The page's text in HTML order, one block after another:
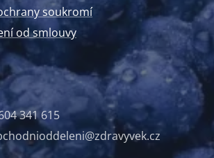
soukromí
od smlouvy
341 615